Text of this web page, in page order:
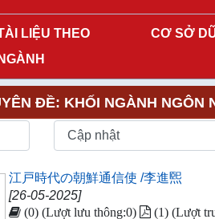
LIỆU THEO
NGÀNH
CƠ SỞ
ĐỀ: KHỐI NGÀNH NGÔN
江戸時代の朝鮮通信使 /李進煕
[26-05-2025]
(0) (Lượt lưu thông:0) (1) (Lượt